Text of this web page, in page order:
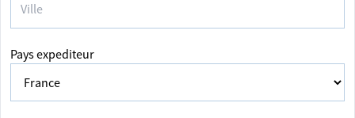
Pays expediteur